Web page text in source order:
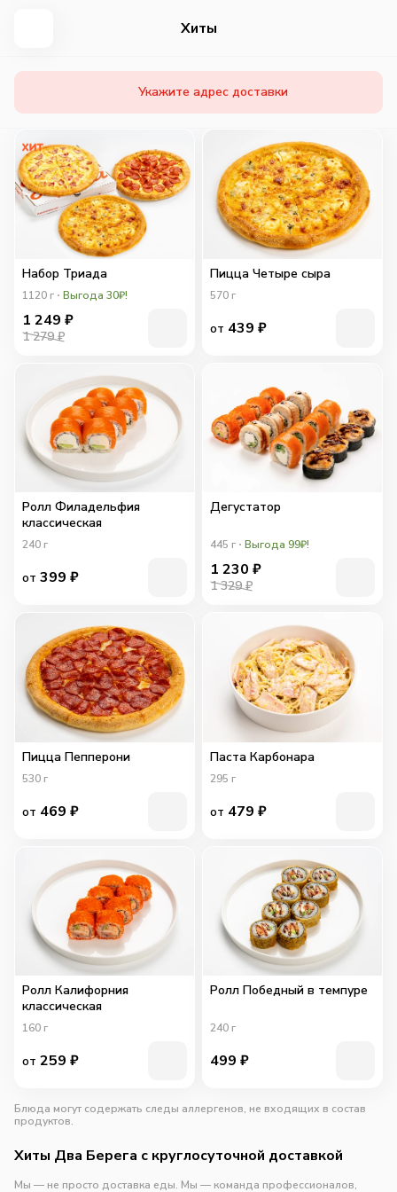
Хиты
Укажите адрес доставки
Набор Триада
1120 г Выгода 30₽!
1 249 ₽
1 279 ₽
Пицца Четыре сыра
570 г
от 439 ₽
Ролл Филадельфия
классическая
240 г
от 399 ₽
Дегустатор
445 г Выгода 99₽!
1 230 ₽
1 329 ₽
Пицца Пепперони
530 г
от 469 ₽
Паста Карбонара
295 г
от 479 ₽
Ролл Калифорния
классическая
160 г
от 259 ₽
Ролл Победный в темпуре
240 г
499 ₽
Блюда могут содержать следы аллергенов, не входящих в состав
продуктов.
Хиты Два Берега с круглосуточной доставкой
Мы — не просто доставка еды. Мы — команда профессионалов,